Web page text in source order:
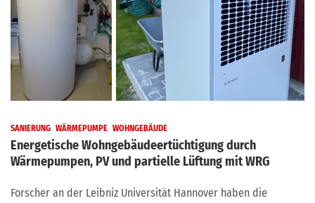
SANIERUNG WÄRMEPUMPE WOHNGEBÄUDE
Energetische Wohngebäudeertüchtigung durch
Wärmepumpen, PV und partielle Lüftung mit WRG
Forscher an der Leibniz Universität Hannover haben die